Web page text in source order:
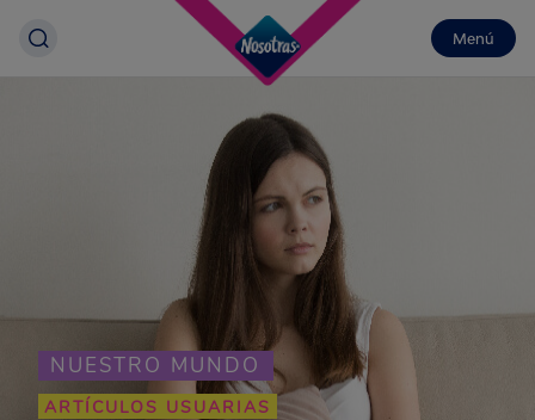
Menú
NUESTRO MUNDO
ARTÍCULOS USUARIAS